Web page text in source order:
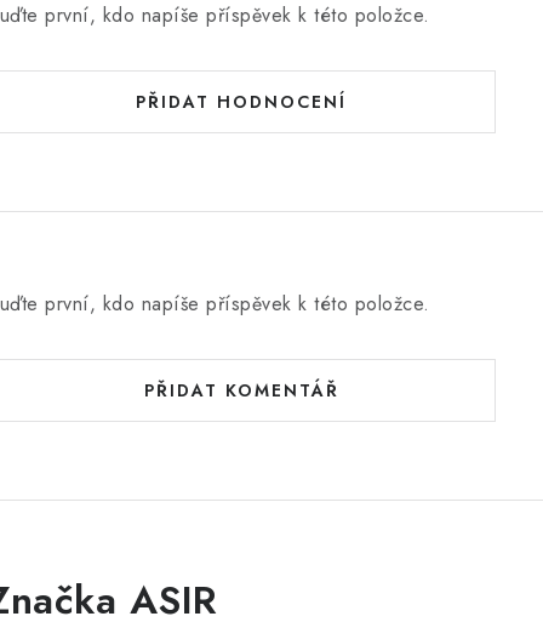
první, kdo napíše příspěvek k této položce.
PŘIDAT HODNOCENÍ
první, kdo napíše příspěvek k této položce.
PŘIDAT KOMENTÁŘ
ASIR